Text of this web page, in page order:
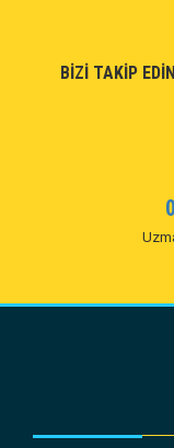
BIZI TAKIP EDIN